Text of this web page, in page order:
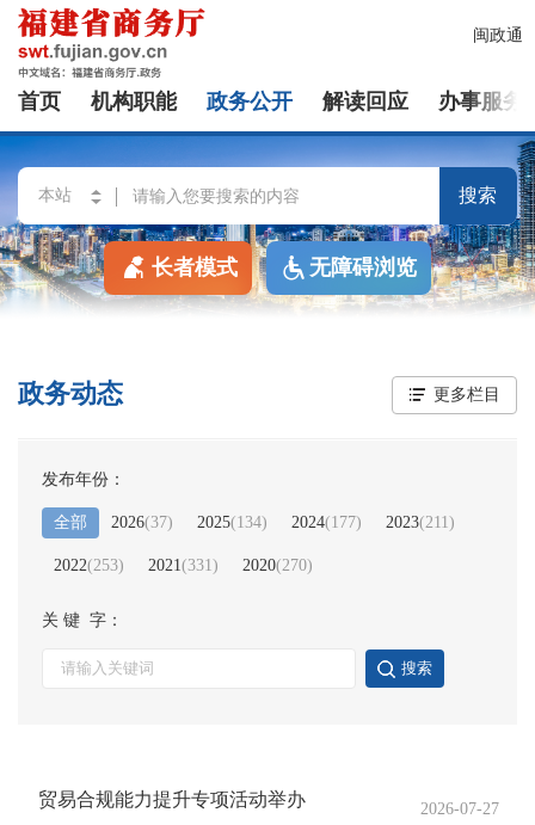
闽政通
首页 机构职能 政务公开 解读回应 办事服务
搜索
长者模式 无障碍浏览
政务动态 更多栏目
发布年份：
全部 2026(37) 2025(134) 2024(177) 2023(211)
2022(253) 2021(331) 2020(270)
关 键 字：
搜索
贸易合规能力提升专项活动举办 2026-07-27